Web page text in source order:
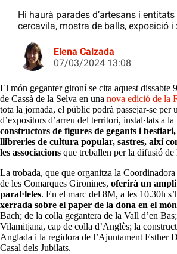
Hi haurà parades d’artesans i
cercavila, mostra de balls, exposició i
Elena Calzada
07/03/2024 13:08
El món geganter gironí se cita aquest dissabte
de Cassà de la Selva en una nova edició de la
tota la jornada, el públic podrà passejar-se per
d’expositors d’arreu del territori, instal·lats a
constructors de figures de gegants i
llibreries de cultura popular, sastres, així
les associacions que treballen per la difusió de
La trobada, que que organitza la
de les Comarques Gironines, oferirà un
paral·leles. En el marc del 8M, a les 10.30h
xerrada sobre el paper de la dona en el
Bach; de la colla gegantera de la Vall d’en
Vilamitjana, cap de colla d’Anglès; la
Anglada i la regidora de l’Ajuntament Esther
Casal dels Jubilats.